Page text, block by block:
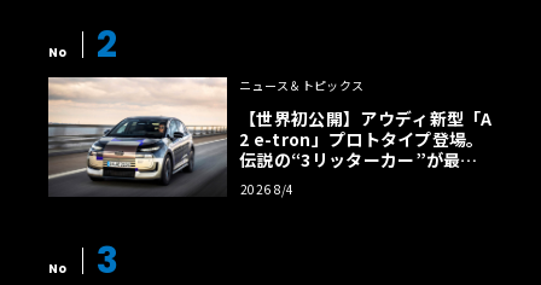
No 2
ニュース＆トピックス
【世界初公開】アウディ新型「A
2 e-tron」プロトタイプ登場。
伝説の“3リッターカー”が最高
効率エントリーBEVとして復活
【画像38枚】
2026 8/4
No 3